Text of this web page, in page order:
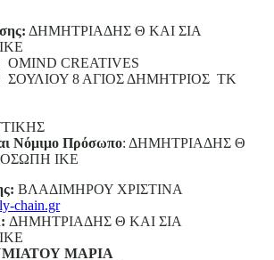
ΔΗΜΗΤΡΙΑΔΗΣ Θ ΚΑΙ ΣΙΑ
ΟΜΙΝD CREATIVES
ΣΟΥΛΙΟΥ 8 ΑΓΙΟΣ ΔΗΜΗΤΡΙΟΣ ΤΚ
Νόμιμο Πρόσωπο: ΔΗΜΗΤΡΙΑΔΗΣ Θ
ΙΚΕ
ΒΛΑΔΙΜΗΡΟΥ ΧΡΙΣΤΙΝΑ
chain.gr
: ΔΗΜΗΤΡΙΑΔΗΣ Θ ΚΑΙ ΣΙΑ
ΜΑΡΙΑ